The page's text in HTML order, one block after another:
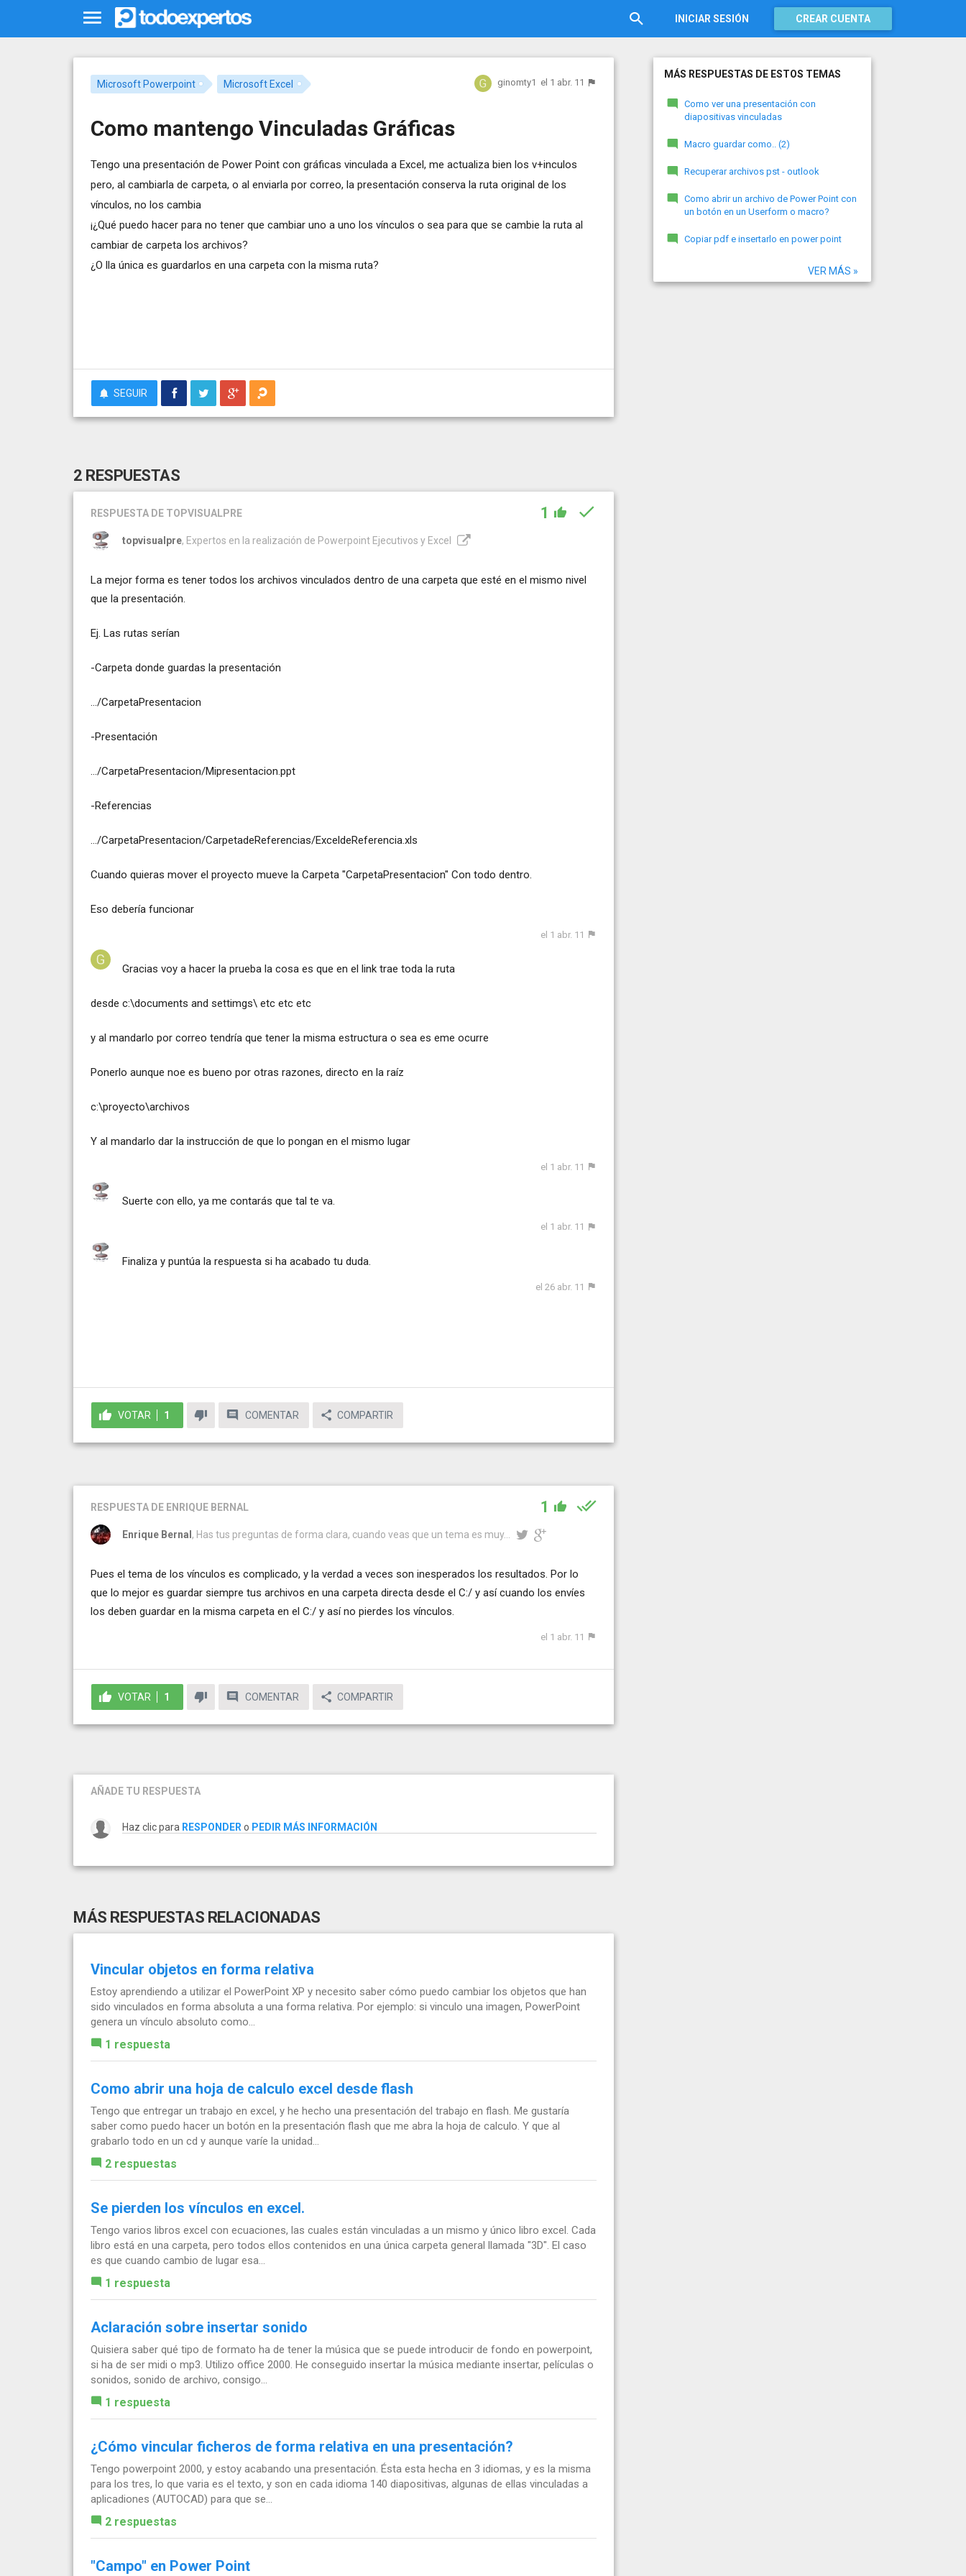
INICIAR SESIÓN CREAR CUENTA
Microsoft Powerpoint Microsoft Excel ginomty1 el 1 abr. 11
Como mantengo Vinculadas Gráficas
Tengo una presentación de Power Point con gráficas vinculada a Excel, me actualiza bien los v+inculos
pero, al cambiarla de carpeta, o al enviarla por correo, la presentación conserva la ruta original de los
vínculos, no los cambia
¡¿Qué puedo hacer para no tener que cambiar uno a uno los vínculos o sea para que se cambie la ruta al
cambiar de carpeta los archivos?
¿O lla única es guardarlos en una carpeta con la misma ruta?
SEGUIR
2 RESPUESTAS
RESPUESTA DE TOPVISUALPRE 1
topvisualpre, Expertos en la realización de Powerpoint Ejecutivos y Excel
La mejor forma es tener todos los archivos vinculados dentro de una carpeta que esté en el mismo nivel
que la presentación.
Ej. Las rutas serían
-Carpeta donde guardas la presentación
.../CarpetaPresentacion
-Presentación
.../CarpetaPresentacion/Mipresentacion.ppt
-Referencias
.../CarpetaPresentacion/CarpetadeReferencias/ExceldeReferencia.xls
Cuando quieras mover el proyecto mueve la Carpeta "CarpetaPresentacion" Con todo dentro.
Eso debería funcionar
el 1 abr. 11
Gracias voy a hacer la prueba la cosa es que en el link trae toda la ruta
desde c:\documents and settimgs\ etc etc etc
y al mandarlo por correo tendría que tener la misma estructura o sea es eme ocurre
Ponerlo aunque noe es bueno por otras razones, directo en la raíz
c:\proyecto\archivos
Y al mandarlo dar la instrucción de que lo pongan en el mismo lugar
el 1 abr. 11
Suerte con ello, ya me contarás que tal te va.
el 1 abr. 11
Finaliza y puntúa la respuesta si ha acabado tu duda.
el 26 abr. 11
VOTAR 1 COMENTAR COMPARTIR
RESPUESTA DE ENRIQUE BERNAL 1
Enrique Bernal , Has tus preguntas de forma clara, cuando veas que un tema es muy...
Pues el tema de los vínculos es complicado, y la verdad a veces son inesperados los resultados. Por lo
que lo mejor es guardar siempre tus archivos en una carpeta directa desde el C:/ y así cuando los envíes
los deben guardar en la misma carpeta en el C:/ y así no pierdes los vínculos.
el 1 abr. 11
VOTAR 1 COMENTAR COMPARTIR
AÑADE TU RESPUESTA
Haz clic para RESPONDER o PEDIR MÁS INFORMACIÓN
MÁS RESPUESTAS RELACIONADAS
Vincular objetos en forma relativa
Estoy aprendiendo a utilizar el PowerPoint XP y necesito saber cómo puedo cambiar los objetos que han
sido vinculados en forma absoluta a una forma relativa. Por ejemplo: si vinculo una imagen, PowerPoint
genera un vínculo absoluto como...
1 respuesta
Como abrir una hoja de calculo excel desde flash
Tengo que entregar un trabajo en excel, y he hecho una presentación del trabajo en flash. Me gustaría
saber como puedo hacer un botón en la presentación flash que me abra la hoja de calculo. Y que al
grabarlo todo en un cd y aunque varíe la unidad...
2 respuestas
Se pierden los vínculos en excel.
Tengo varios libros excel con ecuaciones, las cuales están vinculadas a un mismo y único libro excel. Cada
libro está en una carpeta, pero todos ellos contenidos en una única carpeta general llamada "3D". El caso
es que cuando cambio de lugar esa...
1 respuesta
Aclaración sobre insertar sonido
Quisiera saber qué tipo de formato ha de tener la música que se puede introducir de fondo en powerpoint,
si ha de ser midi o mp3. Utilizo office 2000. He conseguido insertar la música mediante insertar, películas o
sonidos, sonido de archivo, consigo...
1 respuesta
¿Cómo vincular ficheros de forma relativa en una presentación?
Tengo powerpoint 2000, y estoy acabando una presentación. Ésta esta hecha en 3 idiomas, y es la misma
para los tres, lo que varia es el texto, y son en cada idioma 140 diapositivas, algunas de ellas vinculadas a
aplicadiones (AUTOCAD) para que se...
2 respuestas
"Campo" en Power Point
MÁS RESPUESTAS DE ESTOS TEMAS
Como ver una presentación con
diapositivas vinculadas
Macro guardar como.. (2)
Recuperar archivos pst - outlook
Como abrir un archivo de Power Point con
un botón en un Userform o macro?
Copiar pdf e insertarlo en power point
VER MÁS »